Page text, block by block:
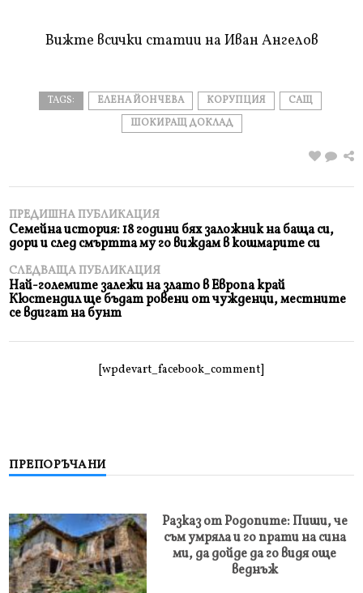
Вижте всички статии на Иван Ангелов
TAGS: ЕЛЕНА ЙОНЧЕВА КОРУПЦИЯ
САЩ
ШОКИРАЩ ДОКЛАД
ПРЕДИШНА ПУБЛИКАЦИЯ
Семейна история: 18 години бях заложник на баща си,
дори и след смъртта му го виждам в кошмарите си
СЛЕДВАЩА ПУБЛИКАЦИЯ
Най-големите залежи на злато в Европа край
Кюстендил ще бъдат ровени от чужденци, местните
се вдигат на бунт
[wpdevart_facebook_comment]
ПРЕПОРЪЧАНИ
Разказ от Родопите: Пиши, че
съм умряла и го прати на сина
ми, да дойде да го видя още
веднъж